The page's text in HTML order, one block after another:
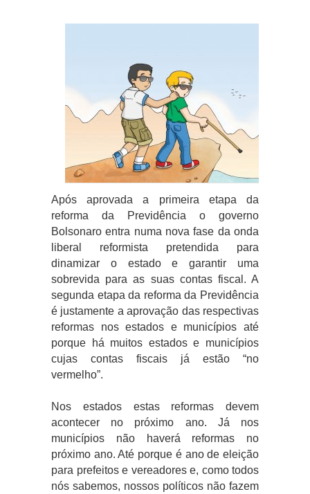
Após aprovada a primeira etapa da
reforma da Previdência o governo
Bolsonaro entra numa nova fase da onda
liberal reformista pretendida para
dinamizar o estado e garantir uma
sobrevida para as suas contas fiscal. A
segunda etapa da reforma da Previdência
é justamente a aprovação das respectivas
reformas nos estados e municípios até
porque há muitos estados e municípios
cujas contas fiscais já estão “no
vermelho”.
Nos estados estas reformas devem
acontecer no próximo ano. Já nos
municípios não haverá reformas no
próximo ano. Até porque é ano de eleição
para prefeitos e vereadores e, como todos
nós sabemos, nossos políticos não fazem